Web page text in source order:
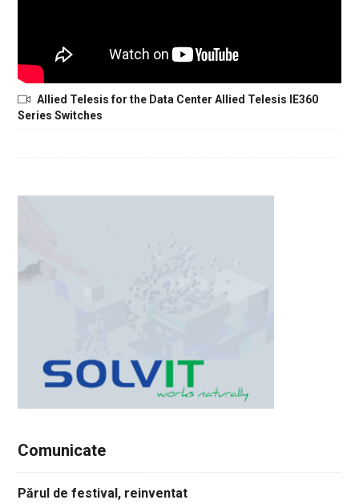
Allied Telesis for the Data Center Allied Telesis IE360
Series Switches
Comunicate
Părul de festival, reinventat